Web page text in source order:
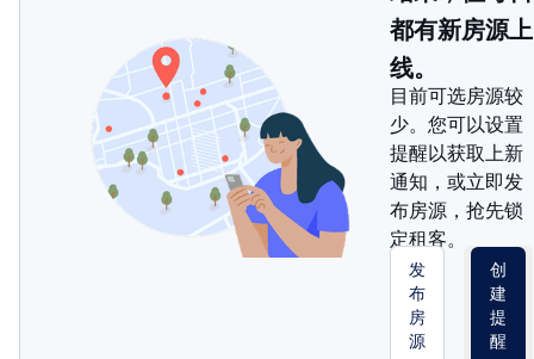
都有新房源上
线。
目前可选房源较
少。您可以设置
提醒以获取上新
通知，或立即发
布房源，抢先锁
定租客。
发
布
房
源
创
建
提
醒